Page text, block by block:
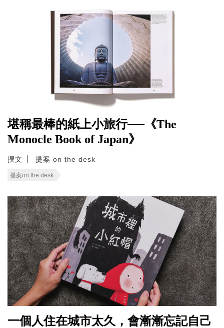
堪稱最棒的紙上小旅行──《The
Monocle Book of Japan》
撰文 提案 on the desk
提案on the desk
一個人住在城市太久，會漸漸忘記自己